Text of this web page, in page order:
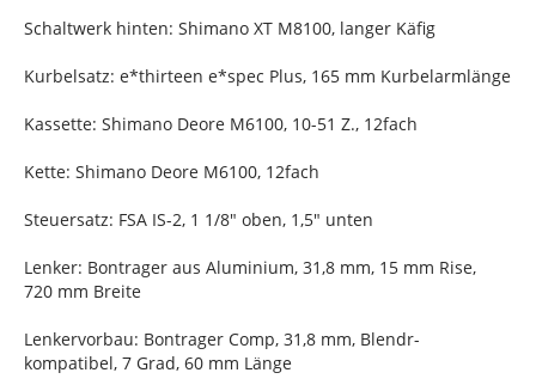
Schaltwerk hinten: Shimano XT M8100, langer Käfig
Kurbelsatz: e*thirteen e*spec Plus, 165 mm Kurbelarmlänge
Kassette: Shimano Deore M6100, 10-51 Z., 12fach
Kette: Shimano Deore M6100, 12fach
Steuersatz: FSA IS-2, 1 1/8" oben, 1,5" unten
Lenker: Bontrager aus Aluminium, 31,8 mm, 15 mm Rise,
720 mm Breite
Lenkervorbau: Bontrager Comp, 31,8 mm, Blendr-
kompatibel, 7 Grad, 60 mm Länge